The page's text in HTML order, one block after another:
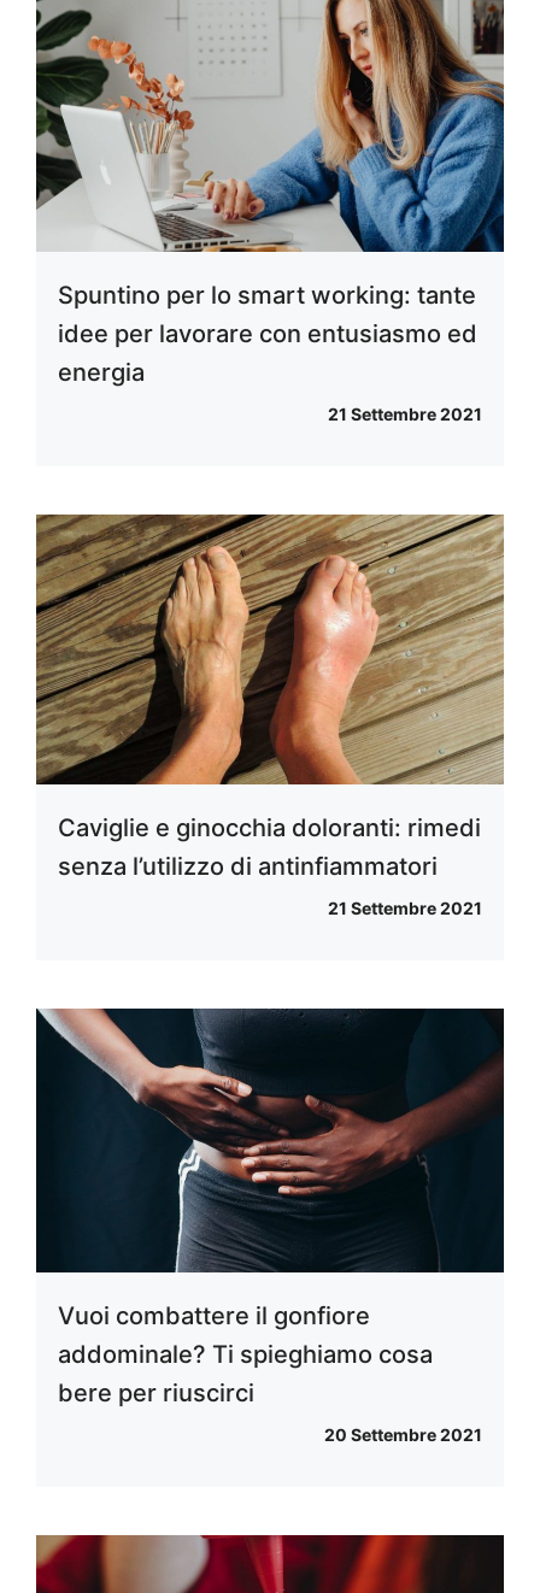
Spuntino per lo smart working: tante
idee per lavorare con entusiasmo ed
energia
21 Settembre 2021
Caviglie e ginocchia doloranti: rimedi
senza l’utilizzo di antinfiammatori
21 Settembre 2021
Vuoi combattere il gonfiore
addominale? Ti spieghiamo cosa
bere per riuscirci
20 Settembre 2021